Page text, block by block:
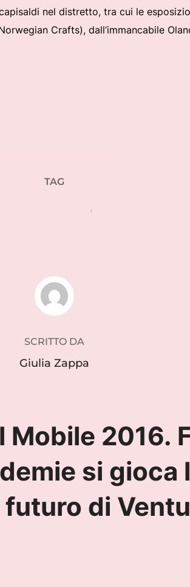
nel distretto, tra cui le
Crafts), dall’immancabile
TAG
,
DELL'ARTICOLO
SCRITTO DA
Giulia Zappa
Mobile 2016.
si gioca
di